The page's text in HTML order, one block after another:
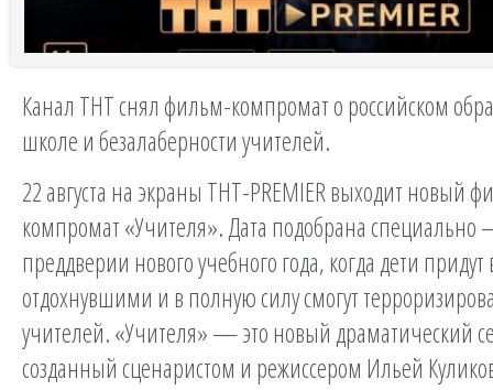
Канал ТНТ снял фильм-компромат о российском
школе и безалаберности учителей.
22 августа на экраны ТНТ-PREMIER выходит новый
компромат «Учителя». Дата подобрана
преддверии нового учебного года, когда дети
отдохнувшими и в полную силу смогут
учителей. «Учителя» — это новый драматический
созданный сценаристом и режиссером Ильей